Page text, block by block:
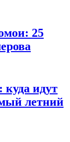
25
идут
летний